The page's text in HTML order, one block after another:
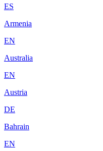
ES
Armenia
EN
Australia
EN
Austria
DE
Bahrain
EN